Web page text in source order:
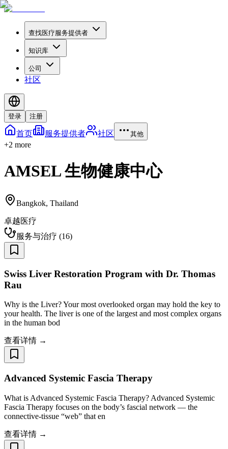
查找医疗服务提供者
知识库
公司
社区
登录 注册
首页 服务提供者 社区 其他
+2 more
AMSEL 生物健康中心
Bangkok, Thailand
卓越医疗
服务与治疗 (16)
Swiss Liver Restoration Program with Dr. Thomas
Rau
Why is the Liver? Your most overlooked organ may hold the key to
your health. The liver is one of the largest and most complex organs
in the human bod
查看详情 →
Advanced Systemic Fascia Therapy
What is Advanced Systemic Fascia Therapy? Advanced Systemic
Fascia Therapy focuses on the body’s fascial network — the
connective-tissue “web” that en
查看详情 →